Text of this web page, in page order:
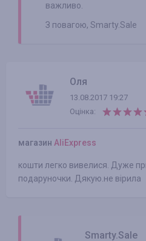
важливо.
З повагою, Smarty.Sale
Оля
13.08.2017 19:27
Оцінка:
магазин AliExpress
кошти легко вивелися. Дуже
подаруночки. Дякую.не вірила
Smarty.Sale